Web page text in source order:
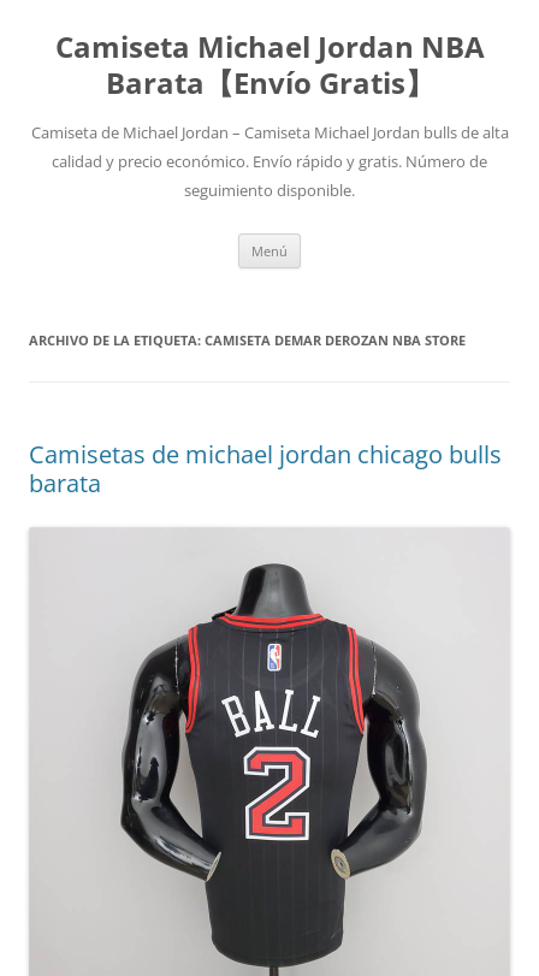
Camiseta Michael Jordan NBA
Barata【Envío Gratis】
Camiseta de Michael Jordan – Camiseta Michael Jordan bulls de alta
calidad y precio económico. Envío rápido y gratis. Número de
seguimiento disponible.
Menú
ARCHIVO DE LA ETIQUETA: CAMISETA DEMAR DEROZAN NBA STORE
Camisetas de michael jordan chicago bulls
barata